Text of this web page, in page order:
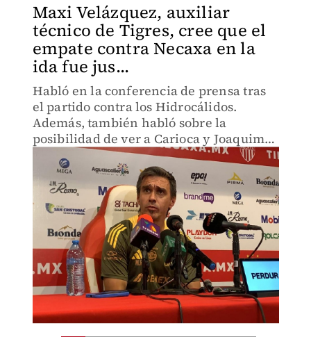
Maxi Velázquez, auxiliar
técnico de Tigres, cree que el
empate contra Necaxa en la
ida fue jus...
Habló en la conferencia de prensa tras
el partido contra los Hidrocálidos.
Además, también habló sobre la
posibilidad de ver a Carioca y Joaquim
en la vuelta